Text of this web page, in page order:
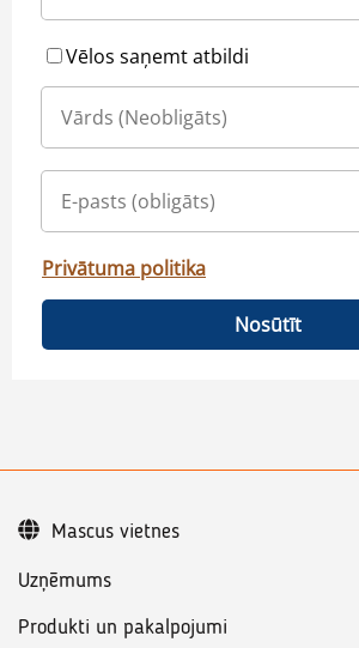
Vēlos saņemt atbildi
Privātuma politika
Nosūtīt
Uzņēmums
Produkti un pakalpojumi
Mascus vietnes